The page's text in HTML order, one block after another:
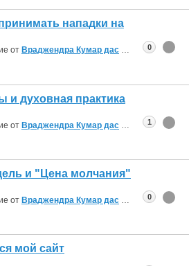
нападки на
от Враджендра Кумар дас 18:25
0
и духовная практика
от Враджендра Кумар дас 12:00
1
и "Цена молчания"
от Враджендра Кумар дас 18:47
0
мой сайт